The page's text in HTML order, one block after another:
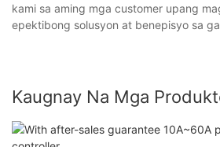
kami sa aming mga customer upang
epektibong solusyon at benepisyo sa
Kaugnay Na Mga